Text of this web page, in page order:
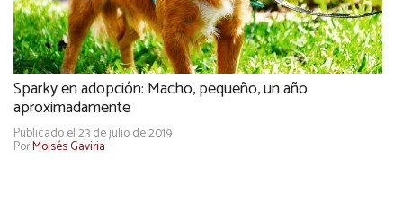
Sparky en adopción: Macho, pequeño, un año
aproximadamente
Publicado el 23 de julio de 2019
PorMoisés Gaviria